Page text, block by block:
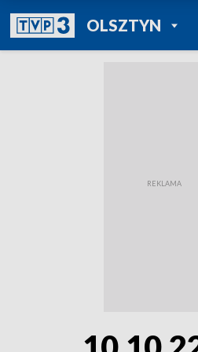
OLSZTYN
POWRÓT
TVP